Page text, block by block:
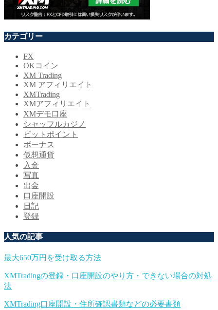
カテゴリー
FX
OKコイン
XM Trading
XM アフィリエイト
XMTrading
XMアフィリエイト
XMデモ口座
シャッフルカジノ
ビットポイント
ボーナス
仮想通貨
入金
写真
出金
口座開設
日記
登録
人気の記事
最大650万円を受け取る方法
XMTradingの登録・口座開設のやり方・できない場合の対処
法
XMTrading口座開設・住所確認書類などの必要書類